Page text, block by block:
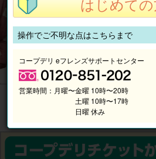
操作でご不明な点はこちらまで
コープデリ eフレンズサポートセンター
営業時間： 月曜〜金曜 10時〜20時
土曜 10時〜17時
日曜 休み